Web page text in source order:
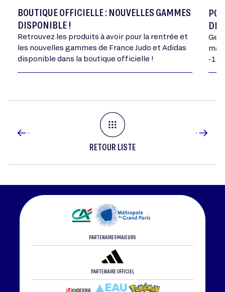
BOUTIQUE OFFICIELLE : NOUVELLES GAMMES
DISPONIBLE !
Retrouvez les produits à avoir pour la rentrée et
les nouvelles gammes de France Judo et Adidas
disponible dans la boutique officielle !
DE
-
RETOUR LISTE
PARTENAIRES MAJEURS
PARTENAIRE OFFICIEL